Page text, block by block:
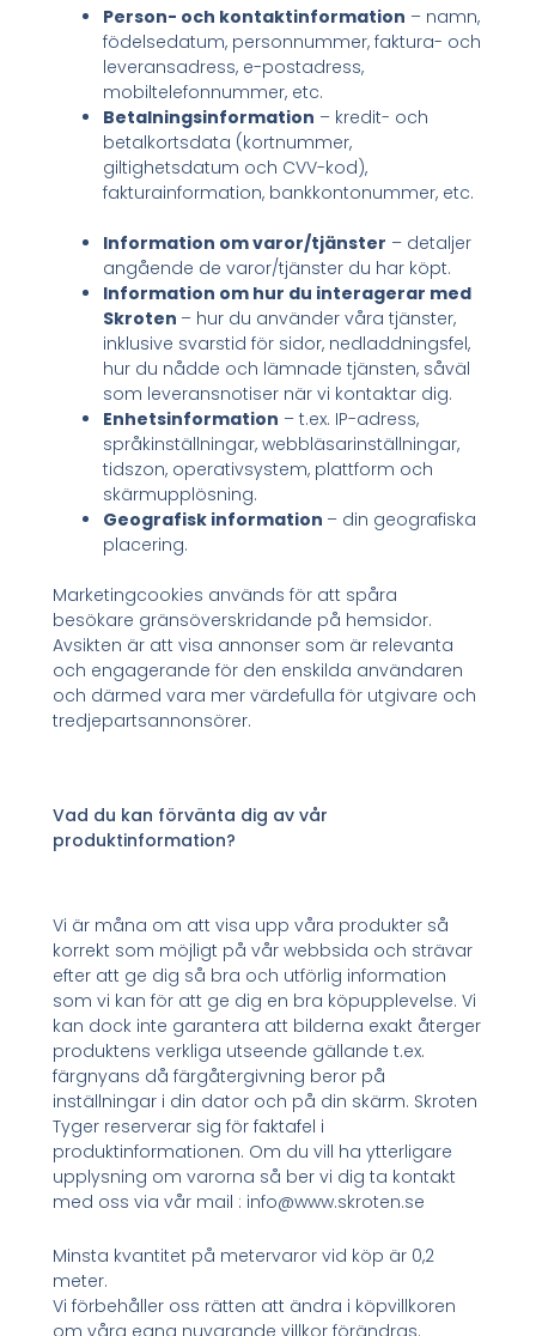
Person- och kontaktinformation – namn,
födelsedatum, personnummer, faktura- och
leveransadress, e-postadress,
mobiltelefonnummer, etc.
Betalningsinformation – kredit- och
betalkortsdata (kortnummer,
giltighetsdatum och CVV-kod),
fakturainformation, bankkontonummer, etc.
Information om varor/tjänster – detaljer
angående de varor/tjänster du har köpt.
Information om hur du interagerar med
Skroten – hur du använder våra tjänster,
inklusive svarstid för sidor, nedladdningsfel,
hur du nådde och lämnade tjänsten, såväl
som leveransnotiser när vi kontaktar dig.
Enhetsinformation – t.ex. IP-adress,
språkinställningar, webbläsarinställningar,
tidszon, operativsystem, plattform och
skärmupplösning.
Geografisk information – din geografiska
placering.
Marketingcookies används för att spåra
besökare gränsöverskridande på hemsidor.
Avsikten är att visa annonser som är relevanta
och engagerande för den enskilda användaren
och därmed vara mer värdefulla för utgivare och
tredjepartsannonsörer.
Vad du kan förvänta dig av vår
produktinformation?
Vi är måna om att visa upp våra produkter så
korrekt som möjligt på vår webbsida och strävar
efter att ge dig så bra och utförlig information
som vi kan för att ge dig en bra köpupplevelse. Vi
kan dock inte garantera att bilderna exakt återger
produktens verkliga utseende gällande t.ex.
färgnyans då färgåtergivning beror på
inställningar i din dator och på din skärm. Skroten
Tyger reserverar sig för faktafel i
produktinformationen. Om du vill ha ytterligare
upplysning om varorna så ber vi dig ta kontakt
med oss via vår mail : info@www.skroten.se
Minsta kvantitet på metervaror vid köp är 0,2
meter.
Vi förbehåller oss rätten att ändra i köpvillkoren